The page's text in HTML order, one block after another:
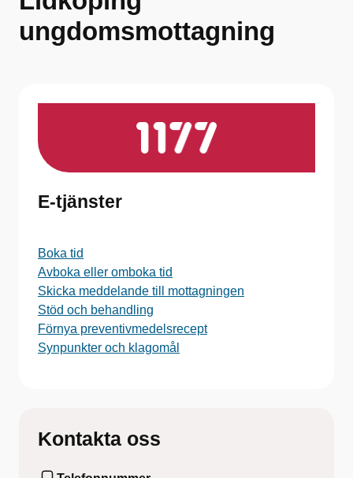
ungdomsmottagning
E-tjänster
Boka tid
Avboka eller omboka tid
Skicka meddelande till mottagningen
Stöd och behandling
Förnya preventivmedelsrecept
Synpunkter och klagomål
Kontakta oss